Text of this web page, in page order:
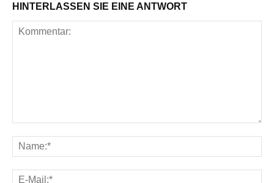
HINTERLASSEN SIE EINE ANTWORT